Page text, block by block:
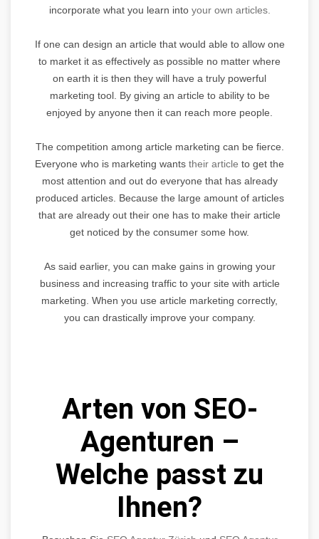
incorporate what you learn intoyour own articles.
If one can design an article that would able to allow one
to market it as effectively as possible no matter where
on earth it is then they will have a truly powerful
marketing tool. By giving an article to ability to be
enjoyed by anyone then it can reach more people.
The competition among article marketing can be fierce.
Everyone who is marketing wants their article to get the
most attention and out do everyone that has already
produced articles. Because the large amount of articles
that are already out their one has to make their article
get noticed by the consumer some how.
As said earlier, you can make gains in growing your
business and increasing traffic to your site with article
marketing. When you use article marketing correctly,
you can drastically improve your company.
Arten von SEO-
Agenturen –
Welche passt zu
Ihnen?